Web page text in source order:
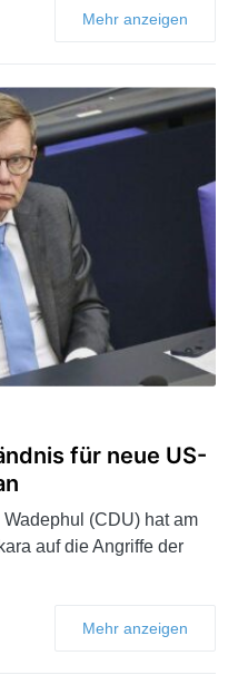
Mehr anzeigen
für neue US-
(CDU) hat am
auf die Angriffe der
Mehr anzeigen